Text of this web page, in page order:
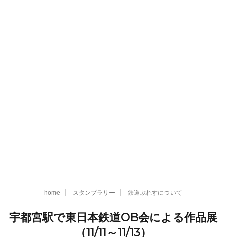
home スタンプラリー 鉄道ぷれすについて
宇都宮駅で東日本鉄道OB会による作品展
（11/11～11/13）